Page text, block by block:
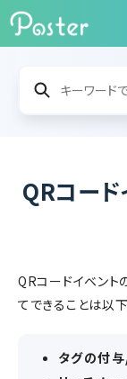
QRコー
QRコードイベント
てできることは以下
タグの付